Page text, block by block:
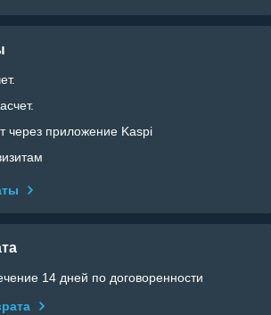
через приложение Kaspi
14 дней по договоренности